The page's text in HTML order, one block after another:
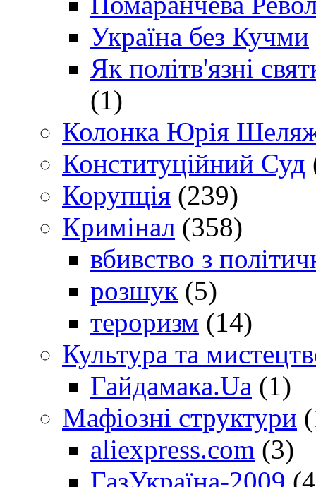
Україна без Кучми
Як політв'язні
(1)
Колонка Юрія
Конституційний Суд
Корупція (239)
Кримінал (358)
вбивство з
розшук (5)
тероризм (14)
Культура та
Гайдамака.Ua (1)
Мафіозні структури
aliexpress.com (3)
ГазУкраїна-2009